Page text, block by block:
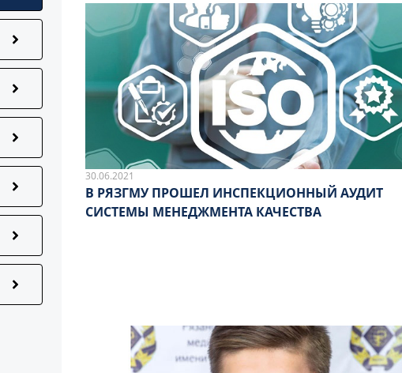
30.06.2021
В РЯЗГМУ ПРОШЕЛ ИНСПЕКЦИОННЫЙ АУДИТ
СИСТЕМЫ МЕНЕДЖМЕНТА КАЧЕСТВА